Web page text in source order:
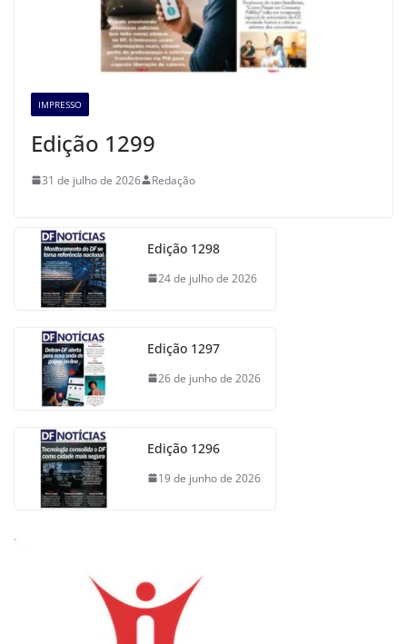
IMPRESSO
Edição 1299
31 de julho de 2026 Redação
Edição 1298
24 de julho de 2026
Edição 1297
26 de junho de 2026
Edição 1296
19 de junho de 2026